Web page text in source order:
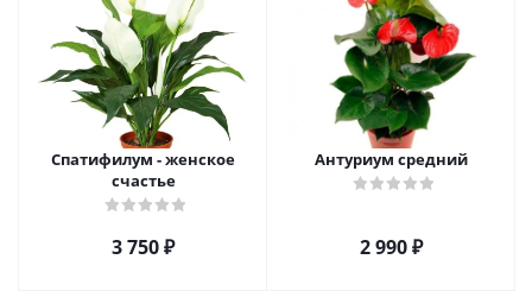
Спатифилум - женское
счастье
3 750₽
Антуриум средний
2 990₽